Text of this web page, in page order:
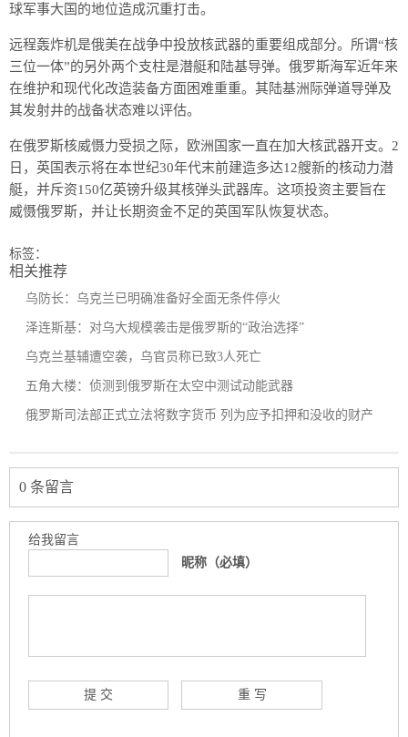
球军事大国的地位造成沉重打击。
远程轰炸机是俄美在战争中投放核武器的重要组成部分。所谓“核
三位一体”的另外两个支柱是潜艇和陆基导弹。俄罗斯海军近年来
在维护和现代化改造装备方面困难重重。其陆基洲际弹道导弹及
其发射井的战备状态难以评估。
在俄罗斯核威慑力受损之际，欧洲国家一直在加大核武器开支。2
日，英国表示将在本世纪30年代末前建造多达12艘新的核动力潜
艇，并斥资150亿英镑升级其核弹头武器库。这项投资主要旨在
威慑俄罗斯，并让长期资金不足的英国军队恢复状态。
标签：
相关推荐
乌防长：乌克兰已明确准备好全面无条件停火
泽连斯基：对乌大规模袭击是俄罗斯的“政治选择”
乌克兰基辅遭空袭，乌官员称已致3人死亡
五角大楼：侦测到俄罗斯在太空中测试动能武器
俄罗斯司法部正式立法将数字货币 列为应予扣押和没收的财产
0 条留言
给我留言
昵称（必填）